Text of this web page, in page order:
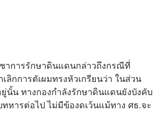
าการรักษาดินแดนกล่าวถึงกรณีที่
ลิกการตัเผมทรงหัวเกรียนว่า ในส่วน
นั้น ทางกองกำลังรักษาดินแดนยังบังคับ
หารต่อไป ไม่มีข้องดเว้นแม้ทาง ศธ.จะ